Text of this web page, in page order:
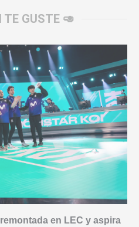
TE GUSTE 🥑
en LEC y aspira